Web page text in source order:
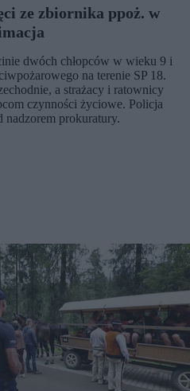
ze zbiornika ppoż. w
dwóch chłopców w wieku 9 i
na terenie SP 18.
a strażacy i ratownicy
czynności życiowe. Policja
nadzorem prokuratury.